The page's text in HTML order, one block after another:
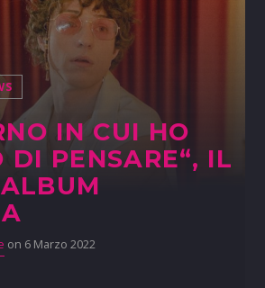
IN CUI HO
DI PENSARE“, IL
on 6 Marzo 2022